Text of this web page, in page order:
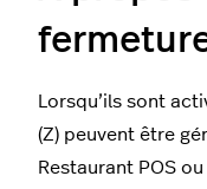
Lorsqu’ils sont
(Z) peuvent être
Restaurant POS